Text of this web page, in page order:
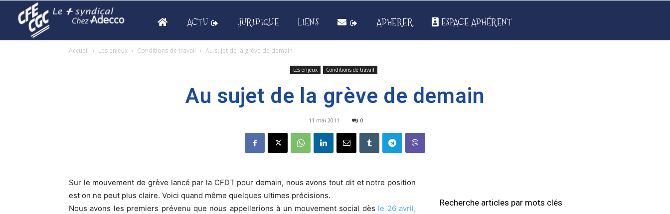
ACTU JURIDIQUE LIENS ADHERER ESPACE ADHÉRENT
Accueil Les enjeux Conditions de travail Au sujet de la grève de demain
Les enjeux Conditions de travail
Au sujet de la grève de demain
11 mai 2011 0
Sur le mouvement de grève lancé par la CFDT pour demain, nous avons tout dit et notre position
est on ne peut plus claire. Voici quand même quelques ultimes précisions.
Nous avons les premiers prévenu que nous appellerions à un mouvement social dès le 26 avril,
Recherche articles par mots clés